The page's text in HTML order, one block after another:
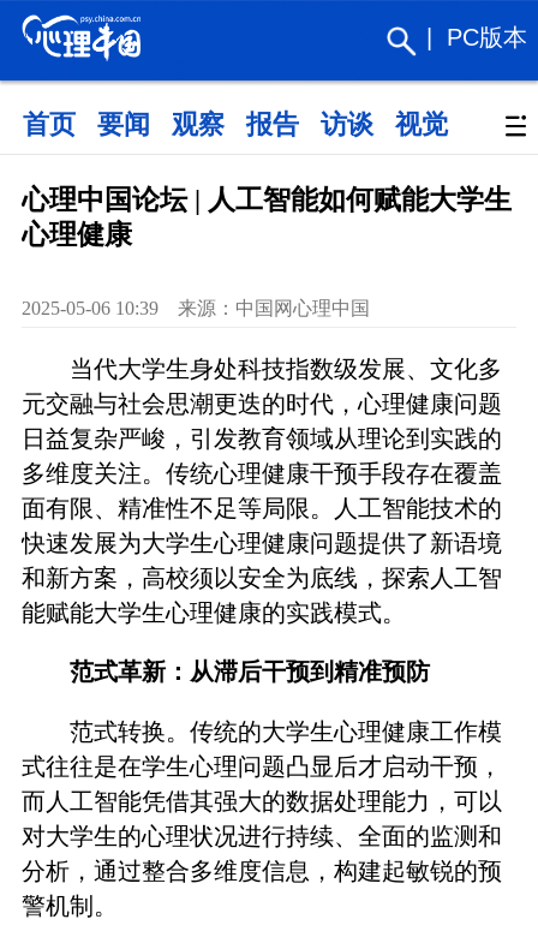
PC版本
首页 要闻 观察 报告 访谈 视觉 政策
心理中国论坛 | 人工智能如何赋能大学生
心理健康
2025-05-06 10:39 来源：中国网心理中国
当代大学生身处科技指数级发展、文化多
元交融与社会思潮更迭的时代，心理健康问题
日益复杂严峻，引发教育领域从理论到实践的
多维度关注。传统心理健康干预手段存在覆盖
面有限、精准性不足等局限。人工智能技术的
快速发展为大学生心理健康问题提供了新语境
和新方案，高校须以安全为底线，探索人工智
能赋能大学生心理健康的实践模式。
范式革新：从滞后干预到精准预防
范式转换。传统的大学生心理健康工作模
式往往是在学生心理问题凸显后才启动干预，
而人工智能凭借其强大的数据处理能力，可以
对大学生的心理状况进行持续、全面的监测和
分析，通过整合多维度信息，构建起敏锐的预
警机制。